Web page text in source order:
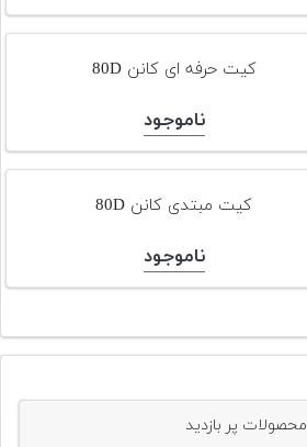
کیت حرفه ای کانن 80D
ناموجود
کیت مبتدی کانن 80D
ناموجود
محصولات پر بازدید